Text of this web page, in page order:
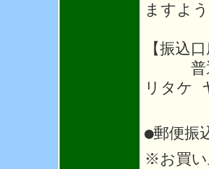
ますよ
【振込
普通
リタケ
●郵便振
※お買い